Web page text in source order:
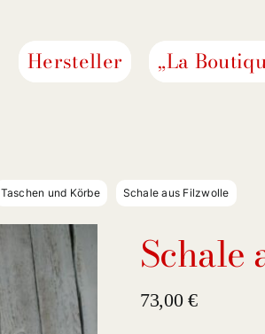
Hersteller „La
Taschen und Körbe Schale aus Filzwolle
Schale
73,00 €